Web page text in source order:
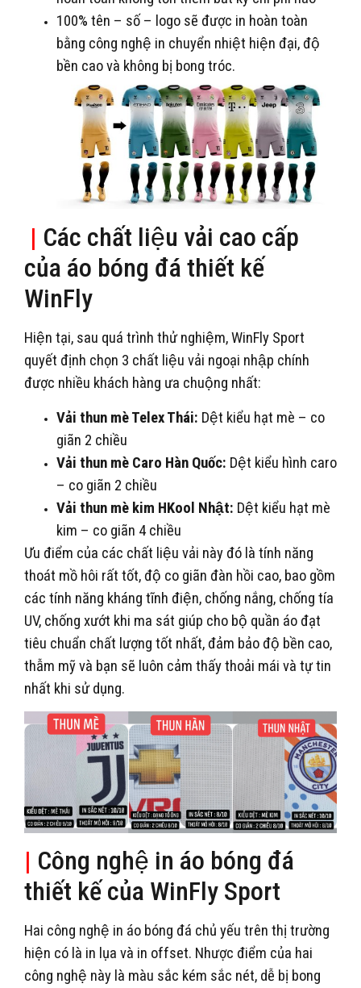
100% tên – số – logo sẽ được in hoàn toàn
bằng công nghệ in chuyển nhiệt hiện đại, độ
bền cao và không bị bong tróc.
| Các chất liệu vải cao cấp
của áo bóng đá thiết kế
WinFly
Hiện tại, sau quá trình thử nghiệm, WinFly Sport
quyết định chọn 3 chất liệu vải ngoại nhập chính
được nhiều khách hàng ưa chuộng nhất:
Vải thun mè Telex Thái: Dệt kiểu hạt mè – co
giãn 2 chiều
Vải thun mè Caro Hàn Quốc: Dệt kiểu hình caro
– co giãn 2 chiều
Vải thun mè kim HKool Nhật: Dệt kiểu hạt mè
kim – co giãn 4 chiều
Ưu điểm của các chất liệu vải này đó là tính năng
thoát mồ hôi rất tốt, độ co giãn đàn hồi cao, bao gồm
các tính năng kháng tĩnh điện, chống nắng, chống tía
UV, chống xướt khi ma sát giúp cho bộ quần áo đạt
tiêu chuẩn chất lượng tốt nhất, đảm bảo độ bền cao,
thẫm mỹ và bạn sẽ luôn cảm thấy thoải mái và tự tin
nhất khi sử dụng.
| Công nghệ in áo bóng đá
thiết kế của WinFly Sport
Hai công nghệ in áo bóng đá chủ yếu trên thị trường
hiện có là in lụa và in offset. Nhược điểm của hai
công nghệ này là màu sắc kém sắc nét, dễ bị bong